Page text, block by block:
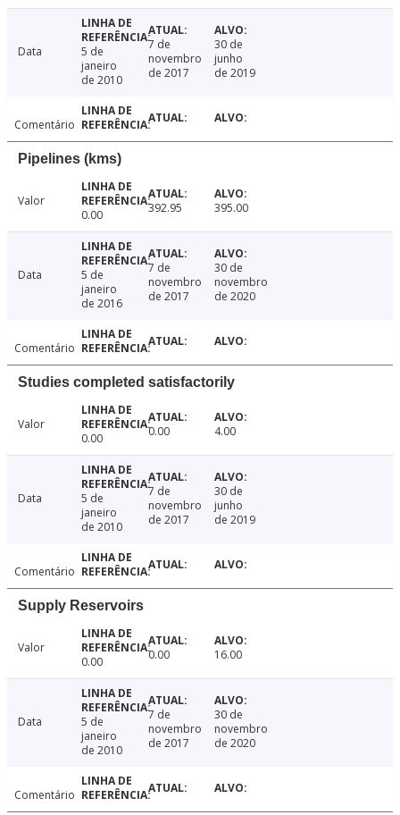
Data
5 de
janeiro
de 2010
7 de
novembro
de 2017
30 de
junho
de 2019
Comentário
Pipelines (kms)
Valor
0.00
392.95 395.00
Data
5 de
janeiro
de 2016
7 de
novembro
de 2017
30 de
novembro
de 2020
Comentário
Studies completed satisfactorily
Valor
0.00
0.00 4.00
Data
5 de
janeiro
de 2010
7 de
novembro
de 2017
30 de
junho
de 2019
Comentário
Supply Reservoirs
Valor
0.00
0.00 16.00
Data
5 de
janeiro
de 2010
7 de
novembro
de 2017
30 de
novembro
de 2020
Comentário